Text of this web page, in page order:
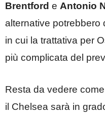
Brentford e Antonio
alternative potrebbero
in cui la trattativa per
più complicata del
Resta da vedere
il Chelsea sarà in